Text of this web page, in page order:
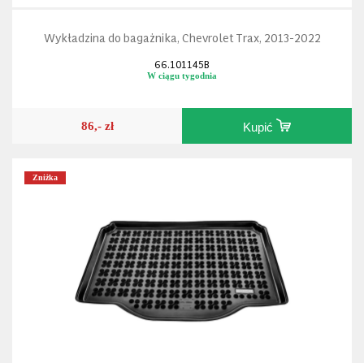
Wykładzina do bagażnika, Chevrolet Trax, 2013-2022
66.101145B
W ciągu tygodnia
86,- zł Kupić
Zniżka